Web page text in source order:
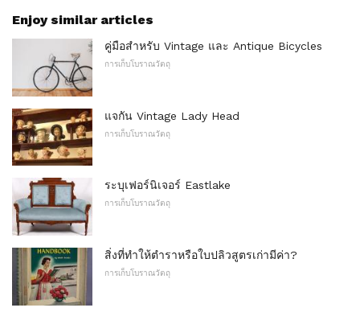
Enjoy similar articles
คู่มือสำหรับ Vintage และ Antique Bicycles
การเก็บโบราณวัตถุ
แจกัน Vintage Lady Head
การเก็บโบราณวัตถุ
ระบุเฟอร์นิเจอร์ Eastlake
การเก็บโบราณวัตถุ
สิ่งที่ทำให้ตำราหรือใบปลิวสูตรเก่ามีค่า?
การเก็บโบราณวัตถุ